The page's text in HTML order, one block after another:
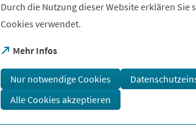
Durch die Nutzung dieser Website erklären Sie
Cookies verwendet.
Mehr Infos
(Öffnet
einem
neuen
Tab)
Nur notwendige Cookies
Alle Cookies akzeptieren